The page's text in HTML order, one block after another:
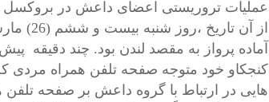
آماده پرواز به مقصد لندن بود. چند دقیقه
کنجکاو خود متوجه صفحه تلفن همراه مردی
هایی در ارتباط با گروه داعش بر صفحه